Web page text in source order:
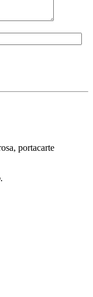
portacarte